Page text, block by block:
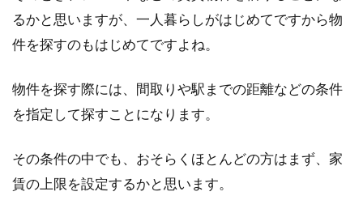
因とその対策方法とは？
訪れると気温も低くなりますから、外出先から
帰宅...
建蔽率の角地緩和は特定行政庁ごと
るかと思いますが、一人暮らしがはじめてですから物
件を探すのもはじめてですよね。
物件を探す際には、間取りや駅までの距離などの条件
を指定して探すことになります。
その条件の中でも、おそらくほとんどの方はまず、家
賃の上限を設定するかと思います。